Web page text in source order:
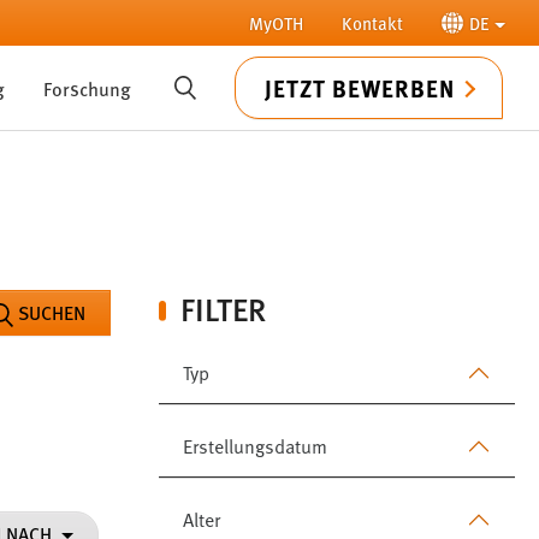
MyOTH Kontakt DE
Forschung SUCHE JETZT BEWERBEN
FILTER
Typ
Erstellungsdatum
Alter
SUCHEN